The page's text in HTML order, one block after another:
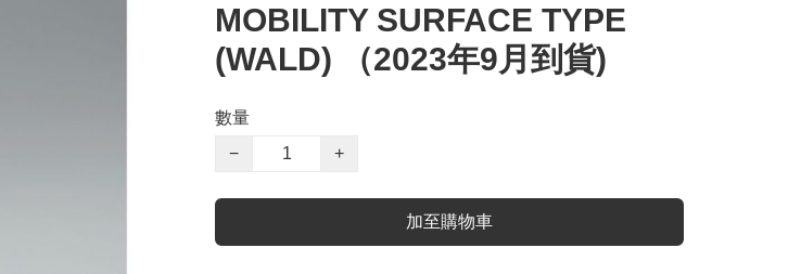
MOBILITY SURFACE TYPE
(WALD) （2023年9月到貨)
數量
−
+
加至購物車